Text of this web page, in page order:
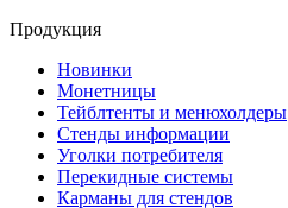
Продукция
Новинки
Монетницы
Тейблтенты и менюхолдеры
Стенды информации
Уголки потребителя
Перекидные системы
Карманы для стендов